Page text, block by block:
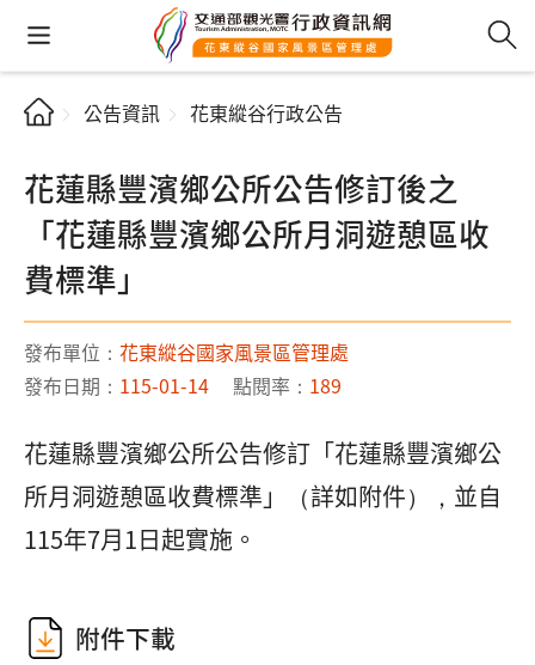
公告資訊 花東縱谷行政公告
花蓮縣豐濱鄉公所公告修訂後之
「花蓮縣豐濱鄉公所月洞遊憩區收
費標準」
發布單位： 花東縱谷國家風景區管理處
發布日期： 115-01-14 點閱率： 189
花蓮縣豐濱鄉公所公告修訂「花蓮縣豐濱鄉公
所月洞遊憩區收費標準」（詳如附件），並自
115年7月1日起實施。
附件下載